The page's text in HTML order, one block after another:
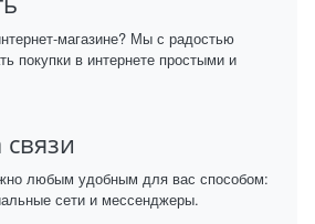
магазине? Мы с радостью
покупки в интернете простыми и
связи
любым удобным для вас способом:
сети и мессенджеры.